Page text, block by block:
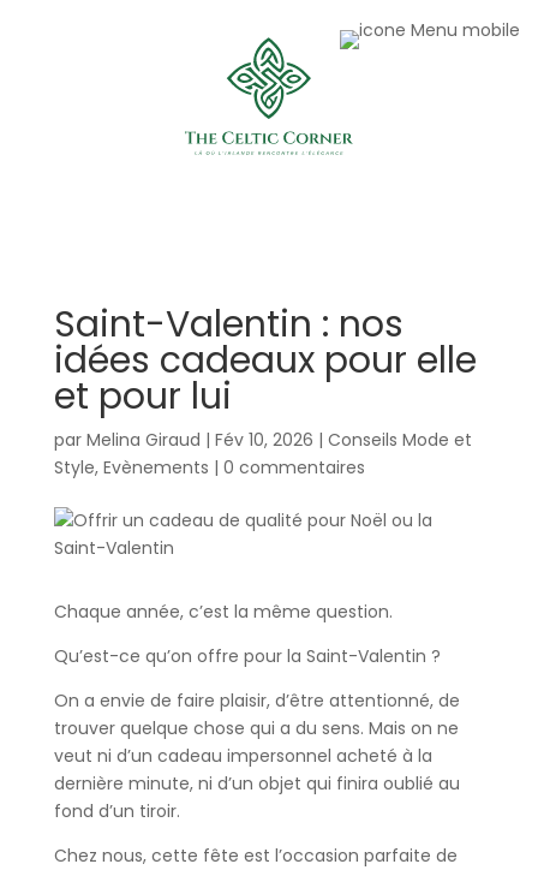
Saint-Valentin : nos
idées cadeaux pour elle
et pour lui
par Melina Giraud | Fév 10, 2026 | Conseils Mode et
Style, Evènements | 0 commentaires
Chaque année, c’est la même question.
Qu’est-ce qu’on offre pour la Saint-Valentin ?
On a envie de faire plaisir, d’être attentionné, de
trouver quelque chose qui a du sens. Mais on ne
veut ni d’un cadeau impersonnel acheté à la
dernière minute, ni d’un objet qui finira oublié au
fond d’un tiroir.
Chez nous, cette fête est l’occasion parfaite de